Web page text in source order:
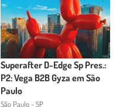
Superafter D-Edge Sp Pres.:
P2: Vega B2B Gyza em São
Paulo
São Paulo - SP